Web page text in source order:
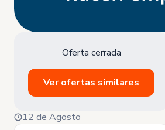
Oferta cerrada
Ver ofertas similares
12 de Agosto